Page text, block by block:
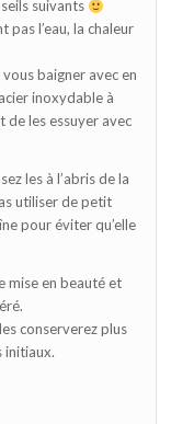
suivants
pas l’eau, la chaleur
baigner avec en
inoxydable à
de les essuyer avec
les à l’abris de la
utiliser de petit
pour éviter qu’elle
mise en beauté et
conserverez plus
initiaux.